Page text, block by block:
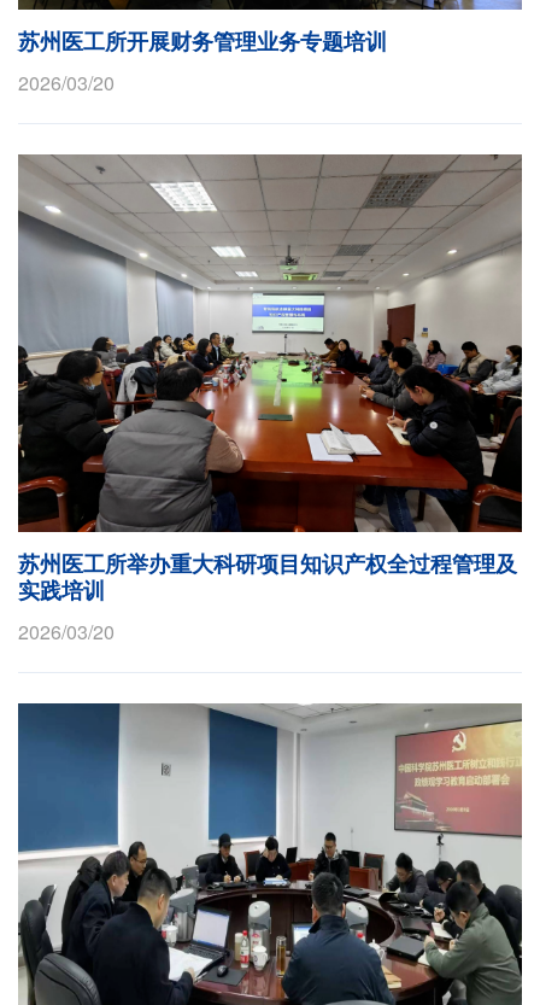
苏州医工所开展财务管理业务专题培训
2026/03/20
苏州医工所举办重大科研项目知识产权全过程管理及
实践培训
2026/03/20